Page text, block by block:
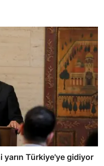
yarın Türkiye'ye gidiyor